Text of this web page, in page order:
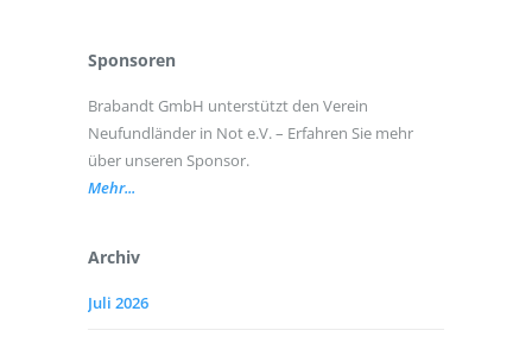
Sponsoren
Brabandt GmbH unterstützt den Verein
Neufundländer in Not e.V. – Erfahren Sie mehr
über unseren Sponsor.
Mehr...
Archiv
Juli 2026